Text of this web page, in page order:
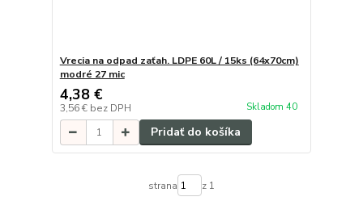
Vrecia na odpad zaťah. LDPE 60L / 15ks (64x70cm)
modré 27 mic
4,38 €
3,56 € bez DPH Skladom 40
Pridať do košíka
strana z 1